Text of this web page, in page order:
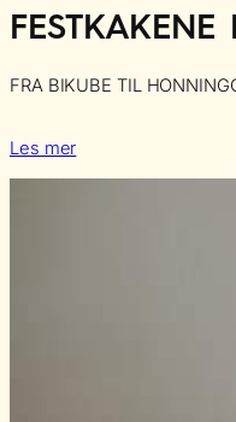
FRA BIKUBE TIL
Les mer